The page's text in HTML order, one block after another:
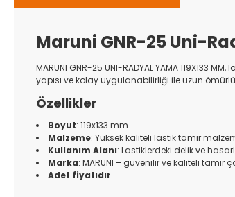
Maruni GNR-25 Uni-
MARUNI GNR-25 UNI-RADYAL YAMA 119X133
yapısı ve kolay uygulanabilirliği ile uzun
Özellikler
Boyut: 119x133 mm
Malzeme: Yüksek kaliteli lastik tamir
Kullanım Alanı: Lastiklerdeki delik ve
Marka: MARUNI – güvenilir ve kaliteli tamir
Adet fiyatıdır.